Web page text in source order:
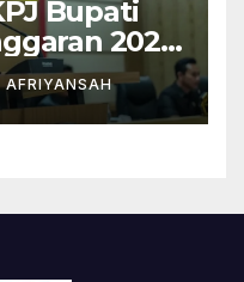
Bupati
2025
AFRIYANSAH